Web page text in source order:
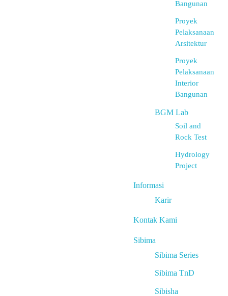
Bangunan
Proyek
Pelaksanaan
Arsitektur
Proyek
Pelaksanaan
Interior
Bangunan
BGM Lab
Soil and
Rock Test
Hydrology
Project
Informasi
Karir
Kontak Kami
Sibima
Sibima Series
Sibima TnD
Sibisha